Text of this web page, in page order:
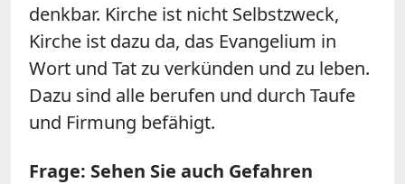
denkbar. Kirche ist nicht Selbstzweck,
Kirche ist dazu da, das Evangelium in
Wort und Tat zu verkünden und zu leben.
Dazu sind alle berufen und durch Taufe
und Firmung befähigt.
Frage: Sehen Sie auch Gefahren